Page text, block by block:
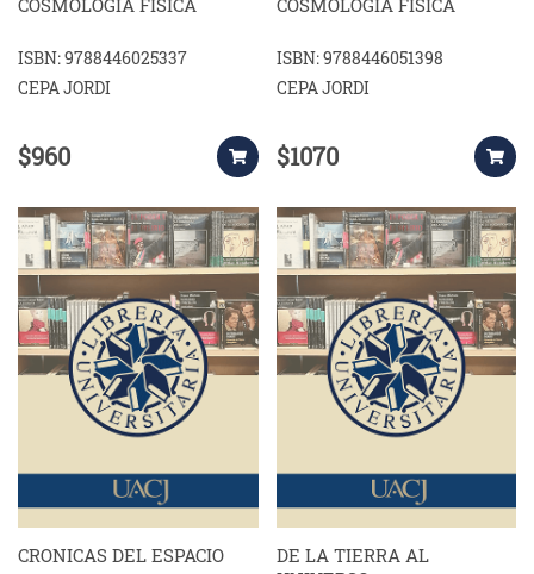
ISBN: 9788446025337
CEPA JORDI
$960
ISBN: 9788446051398
CEPA JORDI
$1070
CRONICAS DEL ESPACIO
DE LA TIERRA AL